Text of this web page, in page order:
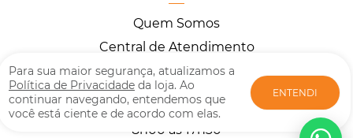
Para sua maior segurança, atualizamos a
Política de Privacidade da loja. Ao
continuar navegando, entendemos que
você está ciente e de acordo com elas.
ENTENDI
Quem Somos
Central de Atendimento
Horários
Segunda à Sexta
8h00 às 17h30